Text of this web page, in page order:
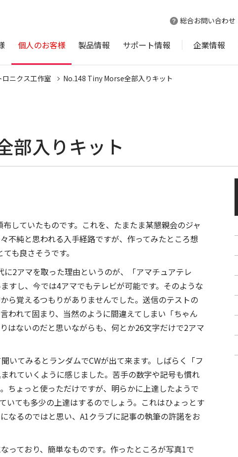
総合お問い合わせ
個人のお客様 製品情報 サポート情報 企業情報
ロニクス工作室 No.148 Tiny Morse全部入りキット
部入りキット
していたものです。これを、たまたま某懇親会のジャ
不純と思われる入手経路ですが、作ってみたところ想
も良さそうです。
2アマを取った理由というのが、「アマチュアテレ
すし、今では4アマでもテレビが可能です。そのような
ら覚えるつもりがありませんでした。送信のテストの
われて固まり、当然のように間違えてしまい「ちゃん
はないのだと思いながらも、何とか26文字だけで2アマ
いてみるとランダムでCWが出て来ます。しばらく「フ
れていくように感じました。苦手の数字や記号も慣れ
ちょっと使っただけですが、明らかに上達したようで
いても多少の上達はするのでしょう。これはひょっとす
なるのではと思い、A1クラブに記事の執筆の許諾をお
っており、簡単なものです。作ったところが写真1で